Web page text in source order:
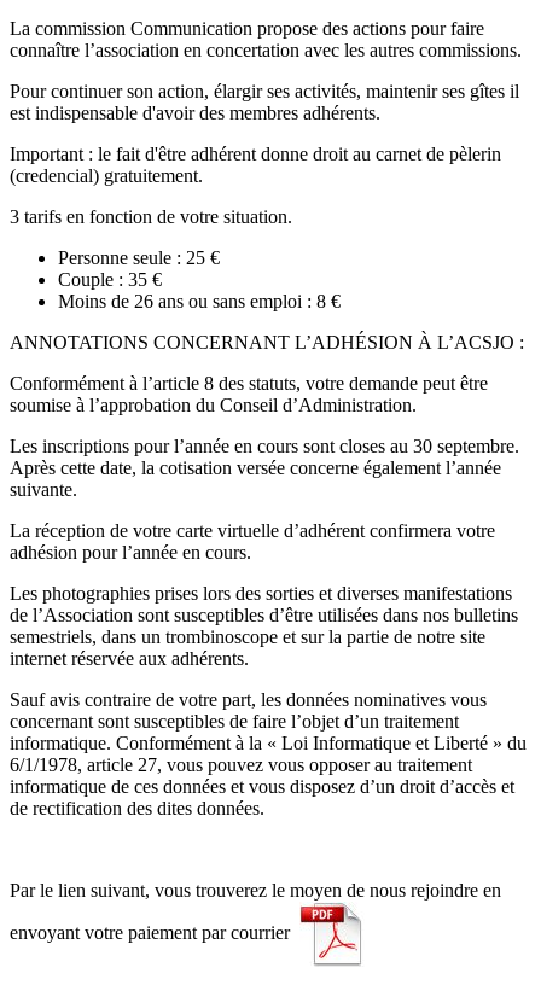
La commission Communication propose des actions pour faire
connaître l’association en concertation avec les autres commissions.
Pour continuer son action, élargir ses activités, maintenir ses gîtes il
est indispensable d'avoir des membres adhérents.
Important : le fait d'être adhérent donne droit au carnet de pèlerin
(credencial) gratuitement.
3 tarifs en fonction de votre situation.
Personne seule : 25 €
Couple : 35 €
Moins de 26 ans ou sans emploi : 8 €
ANNOTATIONS CONCERNANT L’ADHÉSION À L’ACSJO :
Conformément à l’article 8 des statuts, votre demande peut être
soumise à l’approbation du Conseil d’Administration.
Les inscriptions pour l’année en cours sont closes au 30 septembre.
Après cette date, la cotisation versée concerne également l’année
suivante.
La réception de votre carte virtuelle d’adhérent confirmera votre
adhésion pour l’année en cours.
Les photographies prises lors des sorties et diverses manifestations
de l’Association sont susceptibles d’être utilisées dans nos bulletins
semestriels, dans un trombinoscope et sur la partie de notre site
internet réservée aux adhérents.
Sauf avis contraire de votre part, les données nominatives vous
concernant sont susceptibles de faire l’objet d’un traitement
informatique. Conformément à la « Loi Informatique et Liberté » du
6/1/1978, article 27, vous pouvez vous opposer au traitement
informatique de ces données et vous disposez d’un droit d’accès et
de rectification des dites données.
Par le lien suivant, vous trouverez le moyen de nous rejoindre en
envoyant votre paiement par courrier